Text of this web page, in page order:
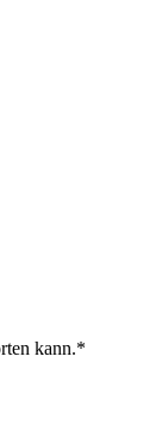
kann.